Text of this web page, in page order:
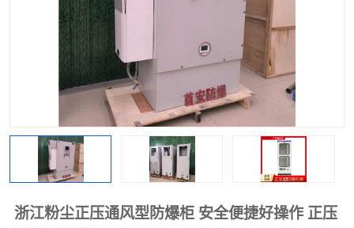
浙江粉尘正压通风型防爆柜 安全便捷好操作 正压